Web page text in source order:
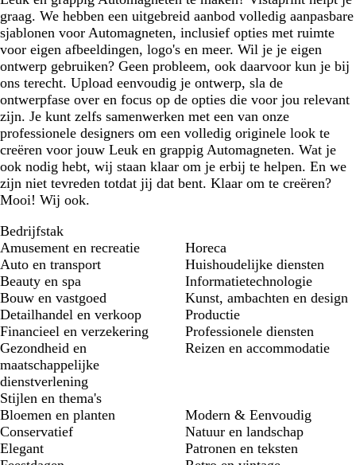
s
graag. We hebben een uitgebreid aanbod volledig aanpasbare
sjablonen voor Automagneten, inclusief opties met ruimte
voor eigen afbeeldingen, logo's en meer. Wil je je eigen
ontwerp gebruiken? Geen probleem, ook daarvoor kun je bij
ons terecht. Upload eenvoudig je ontwerp, sla de
ontwerpfase over en focus op de opties die voor jou relevant
zijn. Je kunt zelfs samenwerken met een van onze
professionele designers om een volledig originele look te
creëren voor jouw Leuk en grappig Automagneten. Wat je
ook nodig hebt, wij staan klaar om je erbij te helpen. En we
zijn niet tevreden totdat jij dat bent. Klaar om te creëren?
Mooi! Wij ook.
Bedrijfstak
Amusement en recreatie
Auto en transport
Beauty en spa
Bouw en vastgoed
Detailhandel en verkoop
Financieel en verzekering
Gezondheid en
maatschappelijke
dienstverlening
Horeca
Huishoudelijke diensten
Informatietechnologie
Kunst, ambachten en design
Productie
Professionele diensten
Reizen en accommodatie
Stijlen en thema's
Bloemen en planten
Conservatief
Elegant
Modern & Eenvoudig
Natuur en landschap
Patronen en teksten